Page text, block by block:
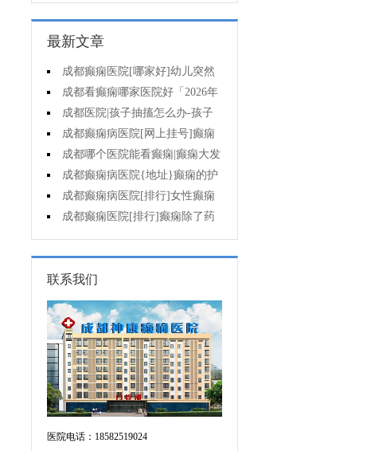
最新文章
成都癫痫医院[哪家好]幼儿突然
抽搐翻白眼是癫痫吗?
成都看癫痫哪家医院好「2026年
度公布」癫痫要做的护理有哪些?
成都医院|孩子抽搐怎么办-孩子
癫痫病的症状是什么?
成都癫痫病医院[网上挂号]癫痫
的遗传率高不高?
成都哪个医院能看癫痫|癫痫大发
作的原因有哪些?
成都癫痫病医院{地址}癫痫的护
理有哪些?
成都癫痫病医院[排行]女性癫痫
病人能哺乳吗?
成都癫痫医院[排行]癫痫除了药
物还能怎么治?
联系我们
医院电话：18582519024